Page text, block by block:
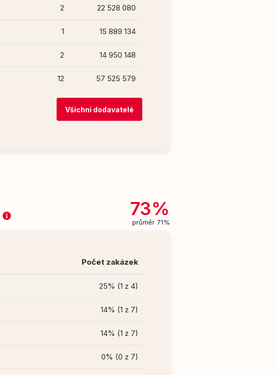
2 22 528 080
1 15 889 134
2 14 950 148
12 57 525 579
Všichni dodavatelé
73%
průměr 71%
Počet zakázek
25% (1 z 4)
14% (1 z 7)
14% (1 z 7)
0% (0 z 7)